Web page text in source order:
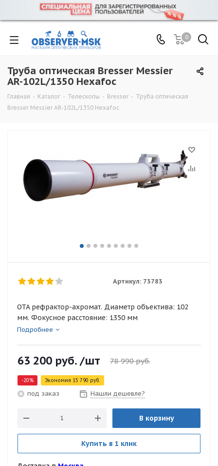
0
Труба оптическая Bresser Messier
AR-102L/1350 Hexafoc
Главная - Каталог - Телескопы - Bresser - Труба оптическая
Bresser Messier AR-102L/1350 Hexafoc
Артикул: 73783
OTA рефрактор-ахромат. Диаметр объектива: 102
мм. Фокусное расстояние: 1350 мм
Подробнее
63 200 руб. /шт 78 990руб.
-20% Экономия 15 790 руб.
под заказ Нашли дешевле?
В корзину
Купить в 1 клик